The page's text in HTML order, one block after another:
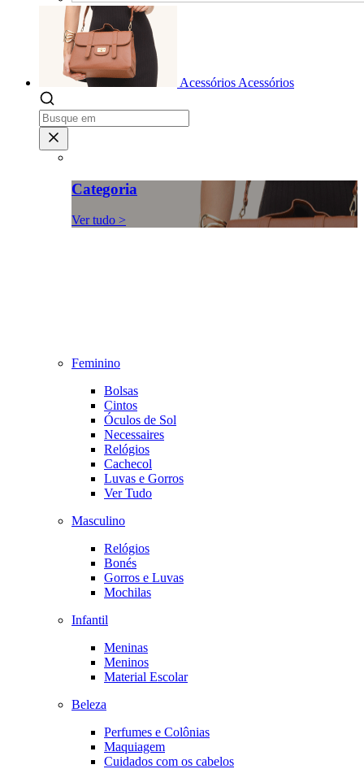
Acessórios Acessórios
Categoria
Ver tudo >
Feminino
Bolsas
Cintos
Óculos de Sol
Necessaires
Relógios
Cachecol
Luvas e Gorros
Ver Tudo
Masculino
Relógios
Bonés
Gorros e Luvas
Mochilas
Infantil
Meninas
Meninos
Material Escolar
Beleza
Perfumes e Colônias
Maquiagem
Cuidados com os cabelos